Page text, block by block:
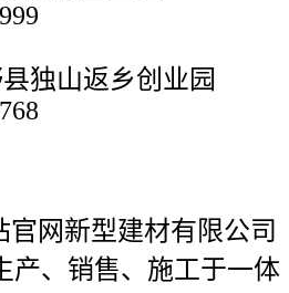
独山返乡创业园
官网新型建材有限公司
产、销售、施工于一体